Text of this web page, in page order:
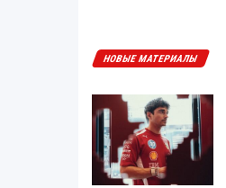
НОВЫЕ МАТЕРИАЛЫ